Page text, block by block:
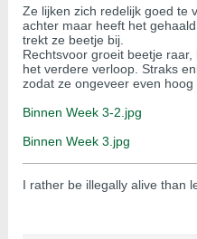
Ze lijken zich redelijk goed te
achter maar heeft het
trekt ze beetje bij.
Rechtsvoor groeit beetje
het verdere verloop. Straks
zodat ze ongeveer even hoog
Binnen Week 3-2.jpg
Binnen Week 3.jpg
I rather be illegally alive than